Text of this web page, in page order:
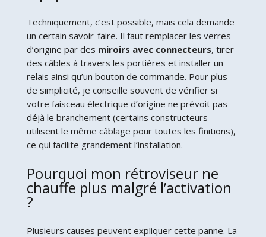
Techniquement, c’est possible, mais cela demande
un certain savoir-faire. Il faut remplacer les verres
d’origine par des miroirs avec connecteurs, tirer
des câbles à travers les portières et installer un
relais ainsi qu’un bouton de commande. Pour plus
de simplicité, je conseille souvent de vérifier si
votre faisceau électrique d’origine ne prévoit pas
déjà le branchement (certains constructeurs
utilisent le même câblage pour toutes les finitions),
ce qui facilite grandement l’installation.
Pourquoi mon rétroviseur ne
chauffe plus malgré l’activation
?
Plusieurs causes peuvent expliquer cette panne. La